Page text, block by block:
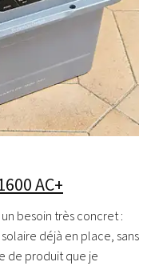
AC+
besoin très concret :
déjà en place, sans
de produit que je